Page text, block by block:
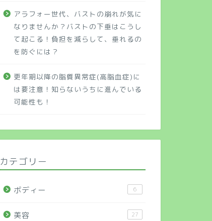
アラフォー世代、バストの崩れが気に
なりませんか？バストの下垂はこうし
て起こる！負担を減らして、垂れるの
を防ぐには？
更年期以降の脂質異常症(高脂血症)に
は要注意！知らないうちに進んでいる
可能性も！
カテゴリー
ボディー 6
美容 27